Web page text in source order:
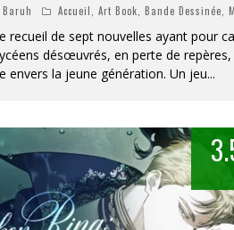
Accueil Art Book Bande Dessinée
recueil de sept nouvelles ayant pour
désœuvrés, en perte de
envers la jeune génération. Un jeu...